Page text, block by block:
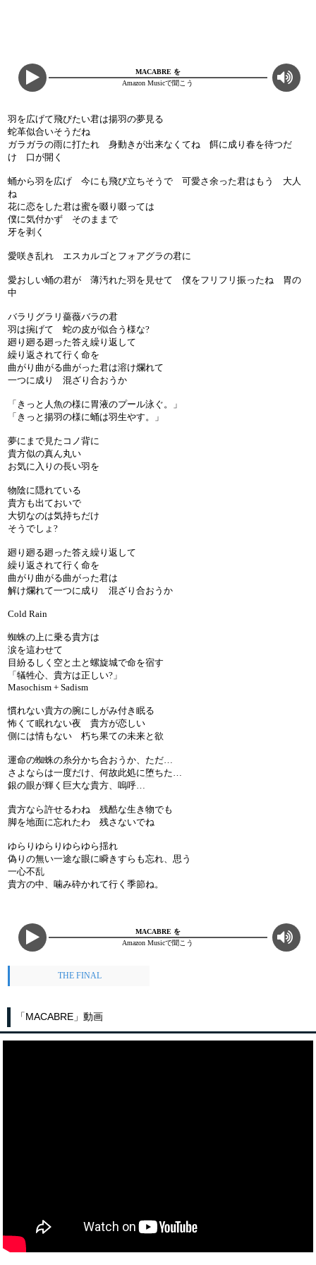
MACABRE を
Amazon Musicで聞こう
羽を広げて飛びたい君は揚羽の夢見る
蛇革似合いそうだね
ガラガラの雨に打たれ 身動きが出来なくてね 餌に成り春を待つだ
け 口が開く
蛹から羽を広げ 今にも飛び立ちそうで 可愛さ余った君はもう 大人
ね
花に恋をした君は蜜を啜り啜っては
僕に気付かず そのままで
牙を剥く
愛咲き乱れ エスカルゴとフォアグラの君に
愛おしい蛹の君が 薄汚れた羽を見せて 僕をフリフリ振ったね 胃の
中
バラリグラリ薔薇バラの君
羽は捥げて 蛇の皮が似合う様な?
廻り廻る廻った答え繰り返して
繰り返されて行く命を
曲がり曲がる曲がった君は溶け爛れて
一つに成り 混ざり合おうか
「きっと人魚の様に胃液のプール泳ぐ。」
「きっと揚羽の様に蛹は羽生やす。」
夢にまで見たコノ背に
貴方似の真ん丸い
お気に入りの長い羽を
物陰に隠れている
貴方も出ておいで
大切なのは気持ちだけ
そうでしょ?
廻り廻る廻った答え繰り返して
繰り返されて行く命を
曲がり曲がる曲がった君は
解け爛れて一つに成り 混ざり合おうか
Cold Rain
蜘蛛の上に乗る貴方は
涙を這わせて
目紛るしく空と土と螺旋城で命を宿す
「犠牲心、貴方は正しい?」
Masochism + Sadism
慣れない貴方の腕にしがみ付き眠る
怖くて眠れない夜 貴方が恋しい
側には情もない 朽ち果ての未来と欲
運命の蜘蛛の糸分かち合おうか、ただ…
さよならは一度だけ、何故此処に堕ちた…
銀の眼が輝く巨大な貴方、嗚呼…
貴方なら許せるわね 残酷な生き物でも
脚を地面に忘れたわ 残さないでね
ゆらりゆらりゆらゆら揺れ
偽りの無い一途な眼に瞬きすらも忘れ、思う
一心不乱
貴方の中、噛み砕かれて行く季節ね。
MACABRE を
Amazon Musicで聞こう
THE FINAL
「MACABRE」動画